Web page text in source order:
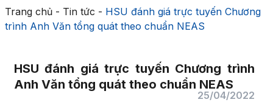
Trang chủ- Tin tức - HSU đánh giá trực tuyến Chương
trình Anh Văn tổng quát theo chuẩn NEAS
HSU đánh giá trực tuyến Chương trình
Anh Văn tổng quát theo chuẩn NEAS
25/04/2022